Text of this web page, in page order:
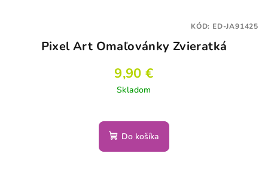
Pixel Art Omaľovánky Zvieratká
9,90 €
Skladom
Do košíka
KÓD: ED-JA91425